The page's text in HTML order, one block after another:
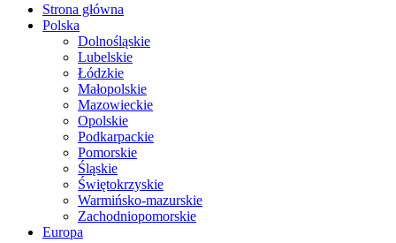
Strona główna
Polska
Dolnośląskie
Lubelskie
Łódzkie
Małopolskie
Mazowieckie
Opolskie
Podkarpackie
Pomorskie
Śląskie
Świętokrzyskie
Warmińsko-mazurskie
Zachodniopomorskie
Europa